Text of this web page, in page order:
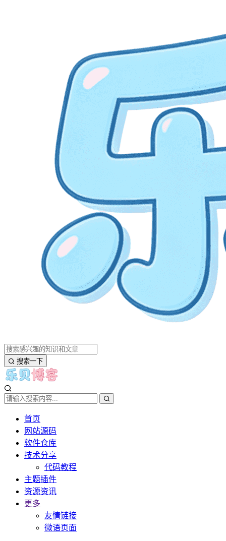
搜索一下
首页
网站源码
软件仓库
技术分享
代码教程
主题插件
资源资讯
更多
友情链接
微语页面